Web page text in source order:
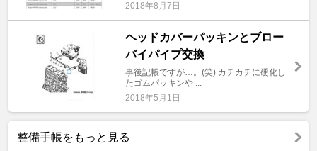
2018年8月7日
ヘッドカバーパッキンとブロー
バイパイプ交換
事後記帳ですが…。(笑) カチカチに硬化し
たゴムパッキンや ...
2018年5月1日
整備手帳をもっと見る